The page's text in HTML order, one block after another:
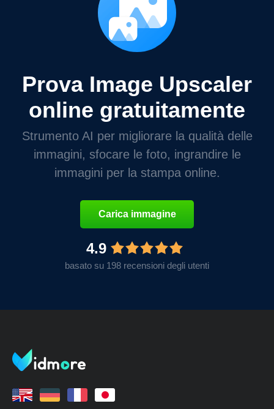
Prova Image Upscaler
online gratuitamente
Strumento AI per migliorare la qualità delle
immagini, sfocare le foto, ingrandire le
immagini per la stampa online.
Carica immagine
4.9
basato su 198 recensioni degli utenti